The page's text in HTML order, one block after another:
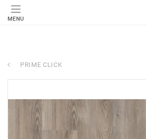
MENU
PRIME CLICK